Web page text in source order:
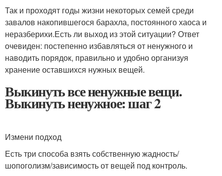
Так и проходят годы жизни некоторых семей среди
завалов накопившегося барахла, постоянного хаоса и
неразберихи.Есть ли выход из этой ситуации? Ответ
очевиден: постепенно избавляться от ненужного и
наводить порядок, правильно и удобно организуя
хранение оставшихся нужных вещей.
Выкинуть все ненужные вещи.
Выкинуть ненужное: шаг 2
Измени подход
Есть три способа взять собственную жадность/
шопоголизм/зависимость от вещей под контроль.